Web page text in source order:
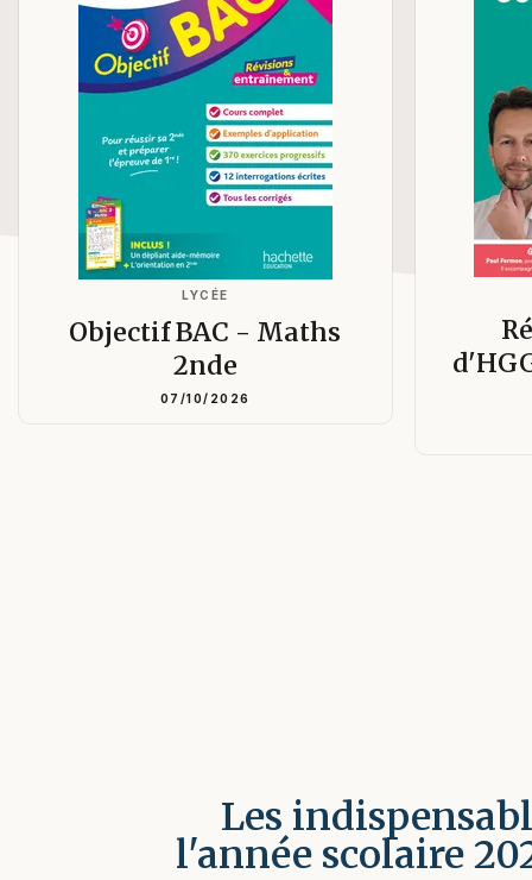
LYCÉE
Objectif BAC - Maths
2nde
07/10/2026
Les
l'année scolaire